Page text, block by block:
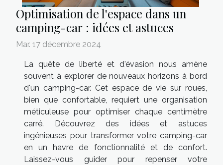
Optimisation de l'espace dans un
camping-car : idées et astuces
Mar. 17 décembre 2024
La quête de liberté et d'évasion nous amène
souvent à explorer de nouveaux horizons à bord
d'un camping-car. Cet espace de vie sur roues,
bien que confortable, requiert une organisation
méticuleuse pour optimiser chaque centimètre
carré. Découvrez des idées et astuces
ingénieuses pour transformer votre camping-car
en un havre de fonctionnalité et de confort.
Laissez-vous guider pour repenser votre